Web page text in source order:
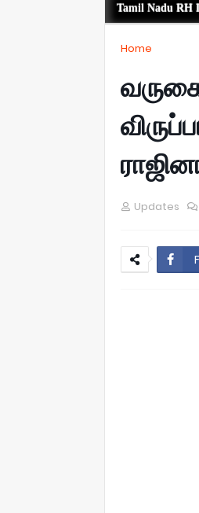
Tamil Nadu RH
Home
Updates